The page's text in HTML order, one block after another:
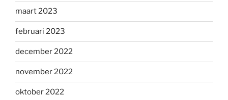
maart 2023
februari 2023
december 2022
november 2022
oktober 2022